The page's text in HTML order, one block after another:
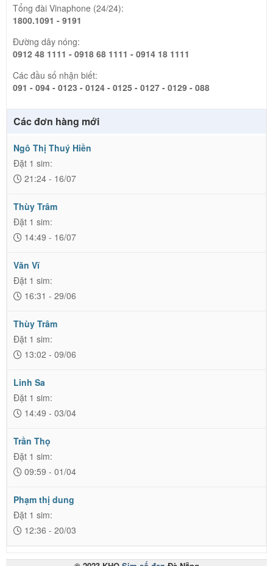
Tổng đài Vinaphone (24/24):
1800.1091 - 9191
Đường dây nóng:
0912 48 1111 - 0918 68 1111 - 0914 18 1111
Các đầu số nhận biết:
091 - 094 - 0123 - 0124 - 0125 - 0127 - 0129 - 088
Các đơn hàng mới
Ngô Thị Thuý Hiền
Đặt 1 sim:
21:24 - 16/07
Thùy Trâm
Đặt 1 sim:
14:49 - 16/07
Văn Vĩ
Đặt 1 sim:
16:31 - 29/06
Thùy Trâm
Đặt 1 sim:
13:02 - 09/06
Linh Sa
Đặt 1 sim:
14:49 - 03/04
Trần Thọ
Đặt 1 sim:
09:59 - 01/04
Phạm thị dung
Đặt 1 sim:
12:36 - 20/03